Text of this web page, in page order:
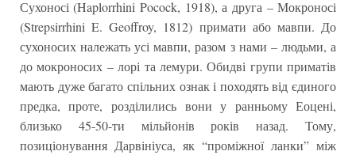
Сухоносі (Haplorrhini Pocock, 1918), а друга – Мокроносі
(Strepsirrhini E. Geoffroy, 1812) примати або мавпи. До
сухоносих належать усі мавпи, разом з нами – людьми, а
до мокроносих – лорі та лемури. Обидві групи приматів
мають дуже багато спільних ознак і походять від єдиного
предка, проте, розділились вони у ранньому Еоцені,
близько 45-50-ти мільйонів років назад. Тому,
позиціонування Дарвініуса, як “проміжної ланки” між